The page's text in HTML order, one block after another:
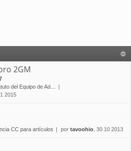
2GM
del Equipo de Ad…
2015
CC para artículos por tavoohio , 30 10 2013